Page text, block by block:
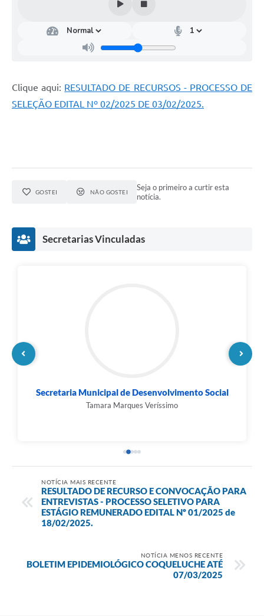
Clique aqui: RESULTADO DE RECURSOS - PROCESSO DE
SELEÇÃO EDITAL Nº 02/2025 DE 03/02/2025.
GOSTEI NÃO GOSTEI
Seja o primeiro a curtir esta
notícia.
Secretarias Vinculadas
Secretaria Municipal de Educação
Graciana Santos Leal Pires
NOTÍCIA MAIS RECENTE
RESULTADO DE RECURSO E CONVOCAÇÃO PARA
ENTREVISTAS - PROCESSO SELETIVO PARA
ESTÁGIO REMUNERADO EDITAL Nº 01/2025 de
18/02/2025.
NOTÍCIA MENOS RECENTE
BOLETIM EPIDEMIOLÓGICO COQUELUCHE ATÉ
07/03/2025